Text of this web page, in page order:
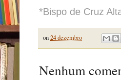
*Bispo de Cruz
on24 dezembro
Nenhum